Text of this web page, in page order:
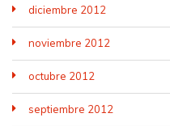
diciembre 2012
noviembre 2012
octubre 2012
septiembre 2012